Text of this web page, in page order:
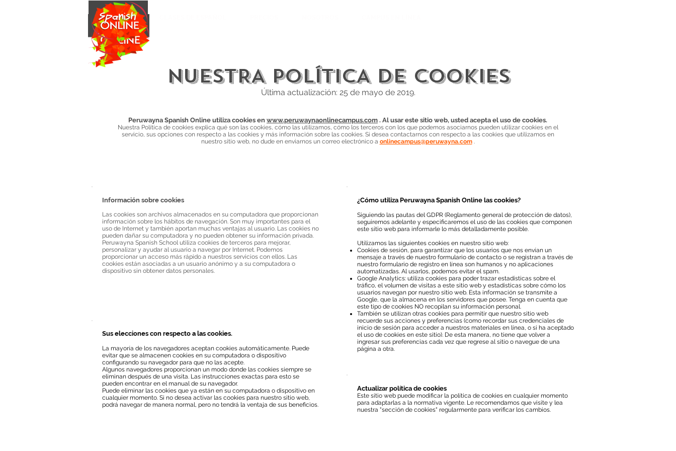
NUESTRA POLÍTICA DE COOKIES
Última actualización: 25 de mayo de 2019.
Peruwayna Spanish Online utiliza cookies en www.peruwaynaonlinecampus.com . Al usar este sitio web, usted acepta el uso de cookies.
Nuestra Política de cookies explica qué son las cookies, cómo las utilizamos, cómo los terceros con los que podemos asociarnos pueden utilizar cookies en el
servicio, sus opciones con respecto a las cookies y más información sobre las cookies. Si desea contactarnos con respecto a las cookies que utilizamos en
nuestro sitio web, no dude en enviarnos un correo electrónico a onlinecampus@peruwayna.com .
Información sobre cookies
Las cookies son archivos almacenados en su computadora que proporcionan
información sobre los hábitos de navegación. Son muy importantes para el
uso de Internet y también aportan muchas ventajas al usuario. Las cookies no
pueden dañar su computadora y no pueden obtener su información privada.
Peruwayna Spanish School utiliza cookies de terceros para mejorar,
personalizar y ayudar al usuario a navegar por Internet. Podemos
proporcionar un acceso más rápido a nuestros servicios con ellos. Las
cookies están asociadas a un usuario anónimo y a su computadora o
dispositivo sin obtener datos personales.
Sus elecciones con respecto a las cookies.
La mayoría de los navegadores aceptan cookies automáticamente. Puede
evitar que se almacenen cookies en su computadora o dispositivo
configurando su navegador para que no las acepte.
Algunos navegadores proporcionan un modo donde las cookies siempre se
eliminan después de una visita. Las instrucciones exactas para esto se
pueden encontrar en el manual de su navegador.
Puede eliminar las cookies que ya están en su computadora o dispositivo en
cualquier momento. Si no desea activar las cookies para nuestro sitio web,
podrá navegar de manera normal, pero no tendrá la ventaja de sus beneficios.
¿Cómo utiliza Peruwayna Spanish Online las cookies?
Siguiendo las pautas del GDPR (Reglamento general de protección de datos),
seguiremos adelante y especificaremos el uso de las cookies que componen
este sitio web para informarle lo más detalladamente posible.
Utilizamos las siguientes cookies en nuestro sitio web:
Cookies de sesión, para garantizar que los usuarios que nos envían un
mensaje a través de nuestro formulario de contacto o se registran a través de
nuestro formulario de registro en línea son humanos y no aplicaciones
automatizadas. Al usarlos, podemos evitar el spam.
Google Analytics: utiliza cookies para poder trazar estadísticas sobre el
tráfico, el volumen de visitas a este sitio web y estadísticas sobre cómo los
usuarios navegan por nuestro sitio web. Esta información se transmite a
Google, que la almacena en los servidores que posee. Tenga en cuenta que
este tipo de cookies NO recopilan su información personal.
También se utilizan otras cookies para permitir que nuestro sitio web
recuerde sus acciones y preferencias (como recordar sus credenciales de
inicio de sesión para acceder a nuestros materiales en línea, o si ha aceptado
el uso de cookies en este sitio). De esta manera, no tiene que volver a
ingresar sus preferencias cada vez que regrese al sitio o navegue de una
página a otra.
Actualizar política de cookies
Este sitio web puede modificar la política de cookies en cualquier momento
para adaptarlas a la normativa vigente. Le recomendamos que visite y lea
nuestra "sección de cookies" regularmente para verificar los cambios.